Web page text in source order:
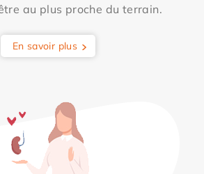
au plus proche du terrain.
En savoir plus